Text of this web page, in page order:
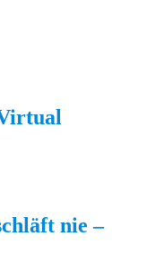
nie –